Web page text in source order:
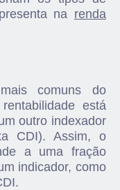
na renda
comuns do
está
outro indexador
CDI). Assim, o
a uma fração
indicador, como